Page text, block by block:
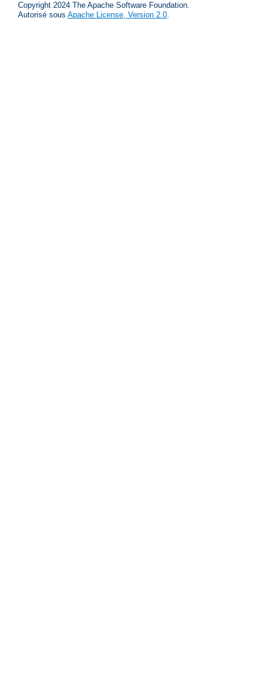
Copyright 2024 The Apache Software Foundation.
Autorisé sous Apache License, Version 2.0.